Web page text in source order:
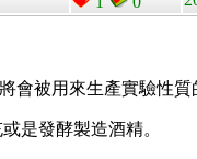
將會被用來生產實驗性質
是發酵製造酒精。